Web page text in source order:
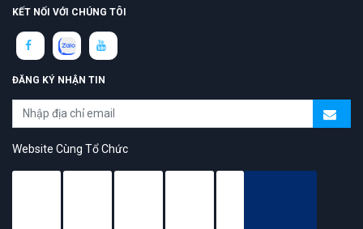
KẾT NỐI VỚI CHÚNG TÔI
ĐĂNG KÝ NHẬN TIN
Website Cùng Tổ Chức